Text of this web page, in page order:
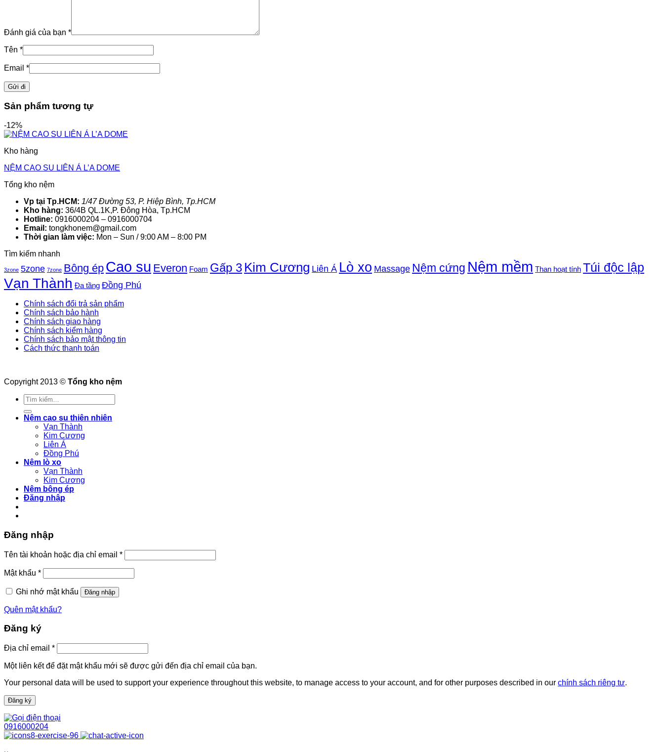
Đánh giá của bạn *
Tên *
Email *
Sản phẩm tương tự
-12%
Kho hàng
NỆM CAO SU LIÊN Á L’A DOME
Tổng kho nệm
Vp tại Tp.HCM: 1/47 Đường 53, P. Hiệp Bình, Tp.HCM
Kho hàng: 36/4B QL.1K,P. Đông Hòa, Tp.HCM
Hotline: 0916000204 – 0916000704
Email: tongkhonem@gmail.com
Thời gian làm việc: Mon – Sun / 9:00 AM – 8:00 PM
Tìm kiếm nhanh
3zone 5zone 7zone Bông ép Cao su Everon Foam Gấp 3 Kim Cương Liên Á Lò xo Massage Nệm cứng Nệm mềm Than hoạt tính Túi độc lập
Vạn Thành Đa tầng Đồng Phú
Chính sách đổi trả sản phẩm
Chính sách bảo hành
Chính sách giao hàng
Chính sách kiểm hàng
Chính sách bảo mật thông tin
Cách thức thanh toán
Copyright 2013 © Tổng kho nệm
Tìm
kiếm:
Nệm cao su thiên nhiên
Vạn Thành
Kim Cương
Liên Á
Đồng Phú
Nệm lò xo
Vạn Thành
Kim Cương
Nệm bông ép
Đăng nhập
Đăng nhập
Tên tài khoản hoặc địa chỉ email *Bắt
buộc
Mật khẩu *Bắt
buộc
Ghi nhớ mật khẩu
Đăng nhập
Quên mật khẩu?
Đăng ký
Địa chỉ email *Bắt
buộc
Một liên kết để đặt mật khẩu mới sẽ được gửi đến địa chỉ email của bạn.
Your personal data will be used to support your experience throughout this website, to manage access to your account, and for other purposes described in our chính sách riêng tư.
Đăng ký
0916000204